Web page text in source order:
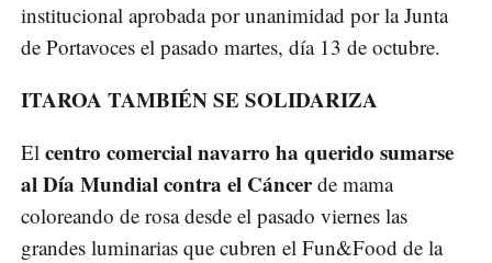
institucional aprobada por unanimidad por la Junta
de Portavoces el pasado martes, día 13 de octubre.
ITAROA TAMBIÉN SE SOLIDARIZA
El centro comercial navarro ha querido sumarse
al Día Mundial contra el Cáncerde mama
coloreando de rosa desde el pasado viernes las
grandes luminarias que cubren el Fun&Food de la